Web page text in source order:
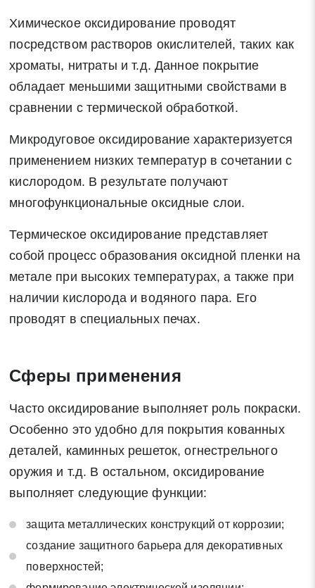
Химическое оксидирование проводят
посредством растворов окислителей, таких как
хроматы, нитраты и т.д. Данное покрытие
обладает меньшими защитными свойствами в
сравнении с термической обработкой.
Микродуговое оксидирование характеризуется
применением низких температур в сочетании с
кислородом. В результате получают
многофункциональные оксидные слои.
Термическое оксидирование представляет
собой процесс образования оксидной пленки на
метале при высоких температурах, а также при
наличии кислорода и водяного пара. Его
проводят в специальных печах.
Сферы применения
Часто оксидирование выполняет роль покраски.
Особенно это удобно для покрытия кованных
деталей, каминных решеток, огнестрельного
оружия и т.д. В остальном, оксидирование
выполняет следующие функции:
защита металлических конструкций от коррозии;
создание защитного барьера для декоративных
поверхностей;
* - обязательные поля для заполнения
Отправить заявку
Нажимая на кнопку «Отправить заявку» Вы даете согласие
статьей 9 Федерального закона от 27 июля 2006 г. N 152-ФЗ
«О персональных данных», а также соглашаетесь на
информационную рассылку по средством e-mail или СМС